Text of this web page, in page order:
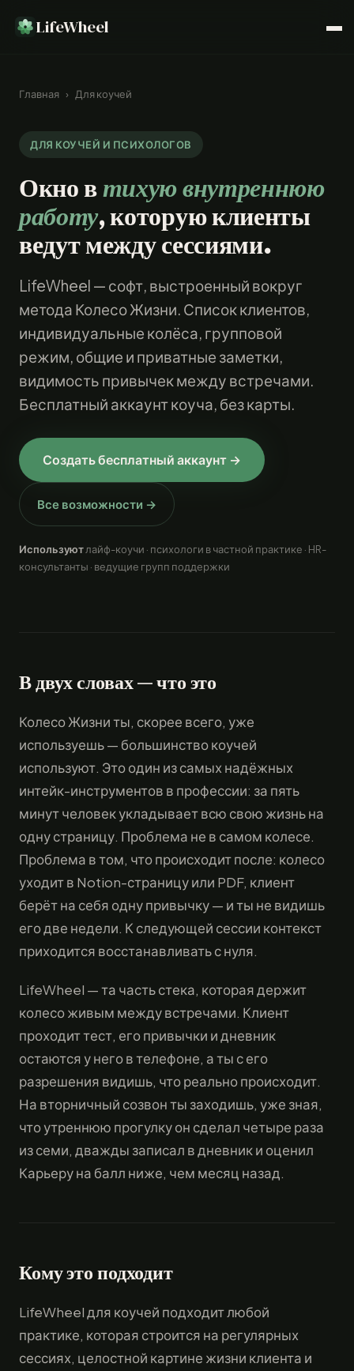
LifeWheel
Главная › Для коучей
ДЛЯ КОУЧЕЙ И ПСИХОЛОГОВ
Окно втихую внутреннюю
работу, которую клиенты
ведут между сессиями.
LifeWheel — софт, выстроенный вокруг
метода Колесо Жизни. Список клиентов,
индивидуальные колёса, групповой
режим, общие и приватные заметки,
видимость привычек между встречами.
Бесплатный аккаунт коуча, без карты.
Создать бесплатный аккаунт →
Все возможности →
Используютлайф-коучи · психологи в частной практике · HR-
консультанты · ведущие групп поддержки
В двух словах — что это
Колесо Жизни ты, скорее всего, уже
используешь — большинство коучей
используют. Это один из самых надёжных
интейк-инструментов в профессии: за пять
минут человек укладывает всю свою жизнь на
одну страницу. Проблема не в самом колесе.
Проблема в том, что происходит после: колесо
уходит в Notion-страницу или PDF, клиент
берёт на себя одну привычку — и ты не видишь
его две недели. К следующей сессии контекст
приходится восстанавливать с нуля.
LifeWheel — та часть стека, которая держит
колесо живым между встречами. Клиент
проходит тест, его привычки и дневник
остаются у него в телефоне, а ты с его
разрешения видишь, что реально происходит.
На вторничный созвон ты заходишь, уже зная,
что утреннюю прогулку он сделал четыре раза
из семи, дважды записал в дневник и оценил
Карьеру на балл ниже, чем месяц назад.
Кому это подходит
LifeWheel для коучей подходит любой
практике, которая строится на регулярных
сессиях, целостной картине жизни клиента и